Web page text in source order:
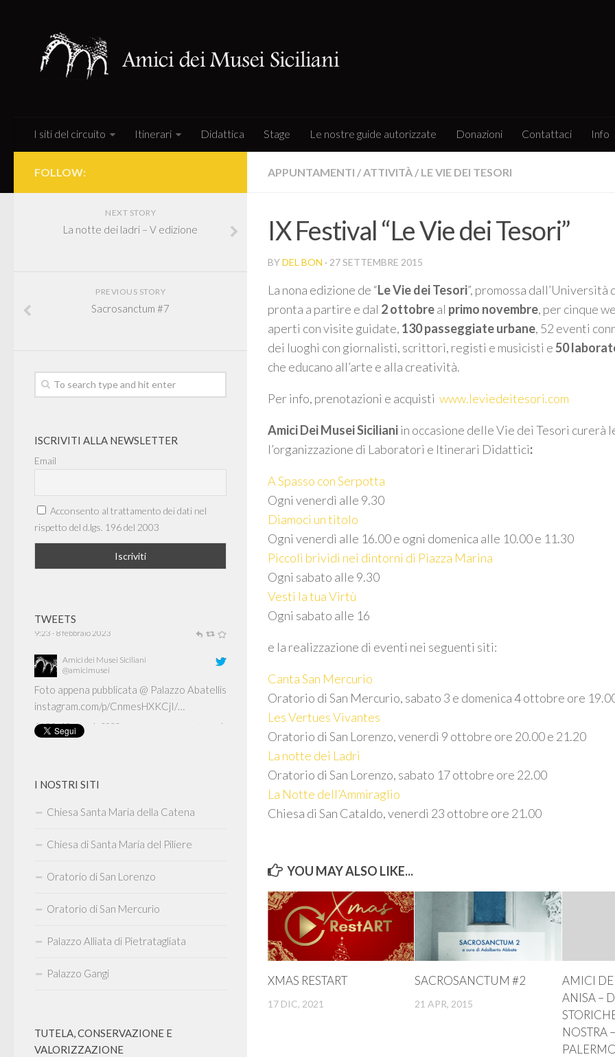
I siti del circuito Itinerari Didattica Stage Le nostre guide autorizzate Donazioni Contattaci Info
APPUNTAMENTI /ATTIVITÀ / LE VIE DEI TESORI
IX Festival “Le Vie dei Tesori”
BYDEL BON · 27 SETTEMBRE 2015
La nona edizione de “Le Vie dei Tesori”, promossa dall’Università
pronta a partire e dal 2 ottobreal primo novembre, per cinque
aperti con visite guidate, 130 passeggiate urbane, 52 eventi
dei luoghi con giornalisti, scrittori, registi e musicisti e50
che educano all’arte e alla creatività.
Per info, prenotazioni e acquisti www.leviedeitesori.com
Amici Dei Musei Sicilianiin occasione delle Vie dei Tesori curerà
l’organizzazione di Laboratori e Itinerari Didattici:
A Spasso con Serpotta
Ogni venerdì alle 9.30
Diamoci un titolo
Ogni venerdì alle 16.00 e ogni domenica alle 10.00 e 11.30
Piccoli brividi nei dintorni di Piazza Marina
Ogni sabato alle 9.30
Vesti la tua Virtù
Ogni sabato alle 16
e la realizzazione di eventi nei seguenti siti:
Canta San Mercurio
Oratorio di San Mercurio, sabato 3 e domenica 4 ottobre ore
Les Vertues Vivantes
Oratorio di San Lorenzo, venerdì 9 ottobre ore 20.00 e 21.20
La notte dei Ladri
Oratorio di San Lorenzo, sabato 17 ottobre ore 22.00
La Notte dell’Ammiraglio
Chiesa di San Cataldo, venerdì 23 ottobre ore 21.00
YOU MAY ALSO LIKE...
XMAS RESTART
17 DIC, 2021
SACROSANCTUM #2
21 APR, 2015
AMICI
ANISA –
NOSTRA
FOLLOW:
NEXT STORY
La notte dei ladri – V edizione
PREVIOUS STORY
Sacrosanctum #7
ISCRIVITI ALLA NEWSLETTER
Email
Acconsento al trattamento dei dati nel
rispetto del d.lgs. 196 del 2003
TWEETS
Amici dei Musei Siciliani
Foto appena pubblicata @ Palazzo Abatellis
16:09 · 19 gennaio 2023
I NOSTRI SITI
Chiesa Santa Maria della Catena
Chiesa di Santa Maria del Piliere
Oratorio di San Lorenzo
Oratorio di San Mercurio
Palazzo Alliata di Pietratagliata
Palazzo Gangi
TUTELA, CONSERVAZIONE E
VALORIZZAZIONE